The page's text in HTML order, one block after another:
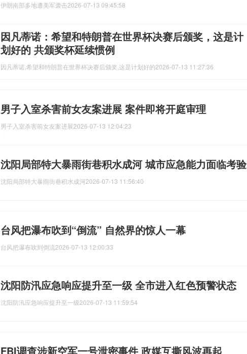
伊朗南部多地遭美军袭击2026-07-13 09:45:58
因凡蒂诺：希望和特朗普在世界杯决赛后颁奖，这是计
划好的 共颁奖杯延续惯例
因凡蒂诺,希望和特朗普在世界杯决赛后颁奖,这是计划好的2026-07-13 11:27:36
男子入室杀害前女友案进展 案件即将开庭审理
男子入室杀害前女友案进展2026-07-13 12:04:23
沈阳局部特大暴雨街巷积水成河 城市应急能力面临考验
沈阳局部特大暴雨街巷积水成河2026-07-13 11:56:40
台风把瀑布吹到“倒流” 自然界的惊人一幕
台风把瀑布吹到倒流2026-07-13 12:00:33
沈阳防汛应急响应提升至一级 全市进入红色预警状态
沈阳防汛应急响应提升至一级2026-07-13 11:59:54
FBI调查涉新空军一号泄密事件 政媒互撕风波再起